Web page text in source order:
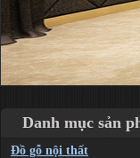
Danh mục sản
Đồ gỗ nội thất